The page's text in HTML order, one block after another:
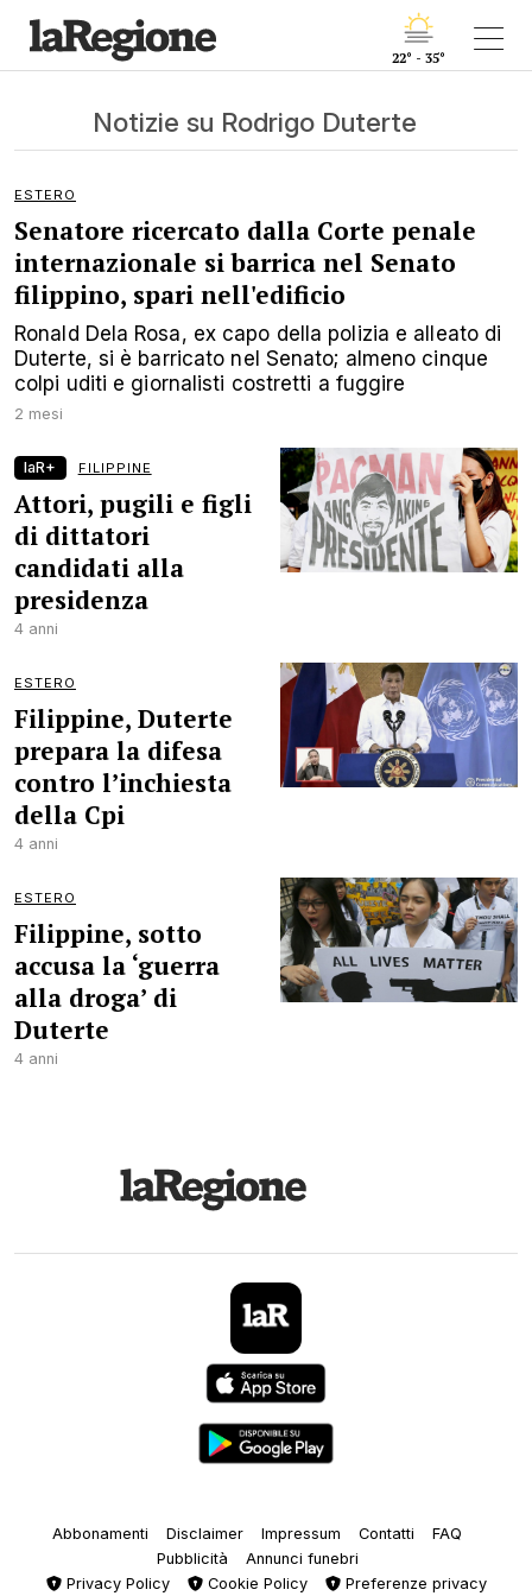
22° - 35°
Notizie su Rodrigo Duterte
ESTERO
Senatore ricercato dalla Corte penale
internazionale si barrica nel Senato
filippino, spari nell'edificio
Ronald Dela Rosa, ex capo della polizia e alleato di
Duterte, si è barricato nel Senato; almeno cinque
colpi uditi e giornalisti costretti a fuggire
2 mesi
laR+ FILIPPINE
Attori, pugili e figli
di dittatori
candidati alla
presidenza
4 anni
ESTERO
Filippine, Duterte
prepara la difesa
contro l’inchiesta
della Cpi
4 anni
ESTERO
Filippine, sotto
accusa la ‘guerra
alla droga’ di
Duterte
4 anni
Abbonamenti Disclaimer Impressum Contatti
FAQ
Pubblicità
Annunci funebri
Privacy Policy
Cookie Policy Preferenze privacy